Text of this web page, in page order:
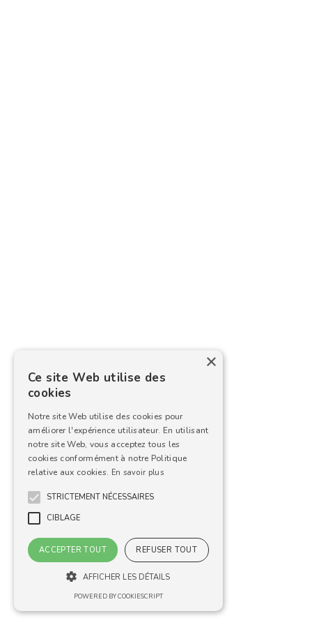
×
Ce site Web utilise des
cookies
Notre site Web utilise des cookies pour
améliorer l'expérience utilisateur. En utilisant
notre site Web, vous acceptez tous les
cookies conformément à notre Politique
relative aux cookies. En savoir plus
STRICTEMENT NÉCESSAIRES
CIBLAGE
ACCEPTER TOUT REFUSER TOUT
AFFICHER LES DÉTAILS
POWERED BY COOKIESCRIPT